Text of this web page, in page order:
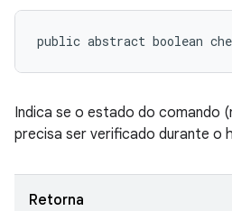
public abstract boolean
Indica se o estado do comando
precisa ser verificado durante o
Retorna